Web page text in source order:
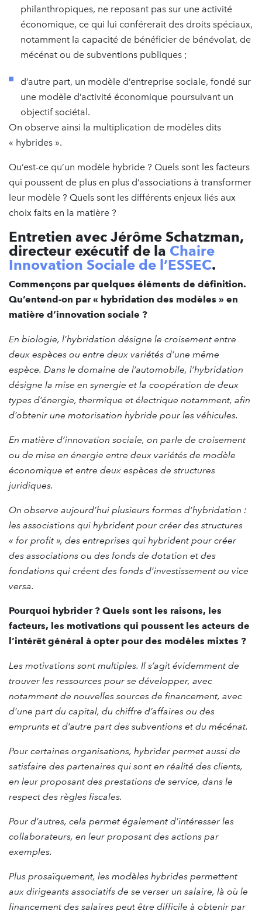
philanthropiques, ne reposant pas sur une activité
économique, ce qui lui conférerait des droits spéciaux,
notamment la capacité de bénéficier de bénévolat, de
mécénat ou de subventions publiques ;
d’autre part, un modèle d’entreprise sociale, fondé sur
une modèle d’activité économique poursuivant un
objectif sociétal.
On observe ainsi la multiplication de modèles dits
« hybrides ».
Qu’est-ce qu’un modèle hybride ? Quels sont les facteurs
qui poussent de plus en plus d’associations à transformer
leur modèle ? Quels sont les différents enjeux liés aux
choix faits en la matière ?
Entretien avec Jérôme Schatzman,
directeur exécutif de la Chaire
Innovation Sociale de l’ESSEC.
Commençons par quelques éléments de définition.
Qu’entend-on par « hybridation des modèles » en
matière d’innovation sociale ?
En biologie, l’hybridation désigne le croisement entre
deux espèces ou entre deux variétés d’une même
espèce. Dans le domaine de l’automobile, l’hybridation
désigne la mise en synergie et la coopération de deux
types d’énergie, thermique et électrique notamment, afin
d’obtenir une motorisation hybride pour les véhicules.
En matière d’innovation sociale, on parle de croisement
ou de mise en énergie entre deux variétés de modèle
économique et entre deux espèces de structures
juridiques.
On observe aujourd’hui plusieurs formes d’hybridation :
les associations qui hybrident pour créer des structures
« for profit », des entreprises qui hybrident pour créer
des associations ou des fonds de dotation et des
fondations qui créent des fonds d’investissement ou vice
versa.
Pourquoi hybrider ? Quels sont les raisons, les
facteurs, les motivations qui poussent les acteurs de
l’intérêt général à opter pour des modèles mixtes ?
Les motivations sont multiples. Il s’agit évidemment de
trouver les ressources pour se développer, avec
notamment de nouvelles sources de financement, avec
d’une part du capital, du chiffre d’affaires ou des
emprunts et d’autre part des subventions et du mécénat.
Pour certaines organisations, hybrider permet aussi de
satisfaire des partenaires qui sont en réalité des clients,
en leur proposant des prestations de service, dans le
respect des règles fiscales.
Pour d’autres, cela permet également d’intéresser les
collaborateurs, en leur proposant des actions par
exemples.
Plus prosaïquement, les modèles hybrides permettent
aux dirigeants associatifs de se verser un salaire, là où le
financement des salaires peut être difficile à obtenir par